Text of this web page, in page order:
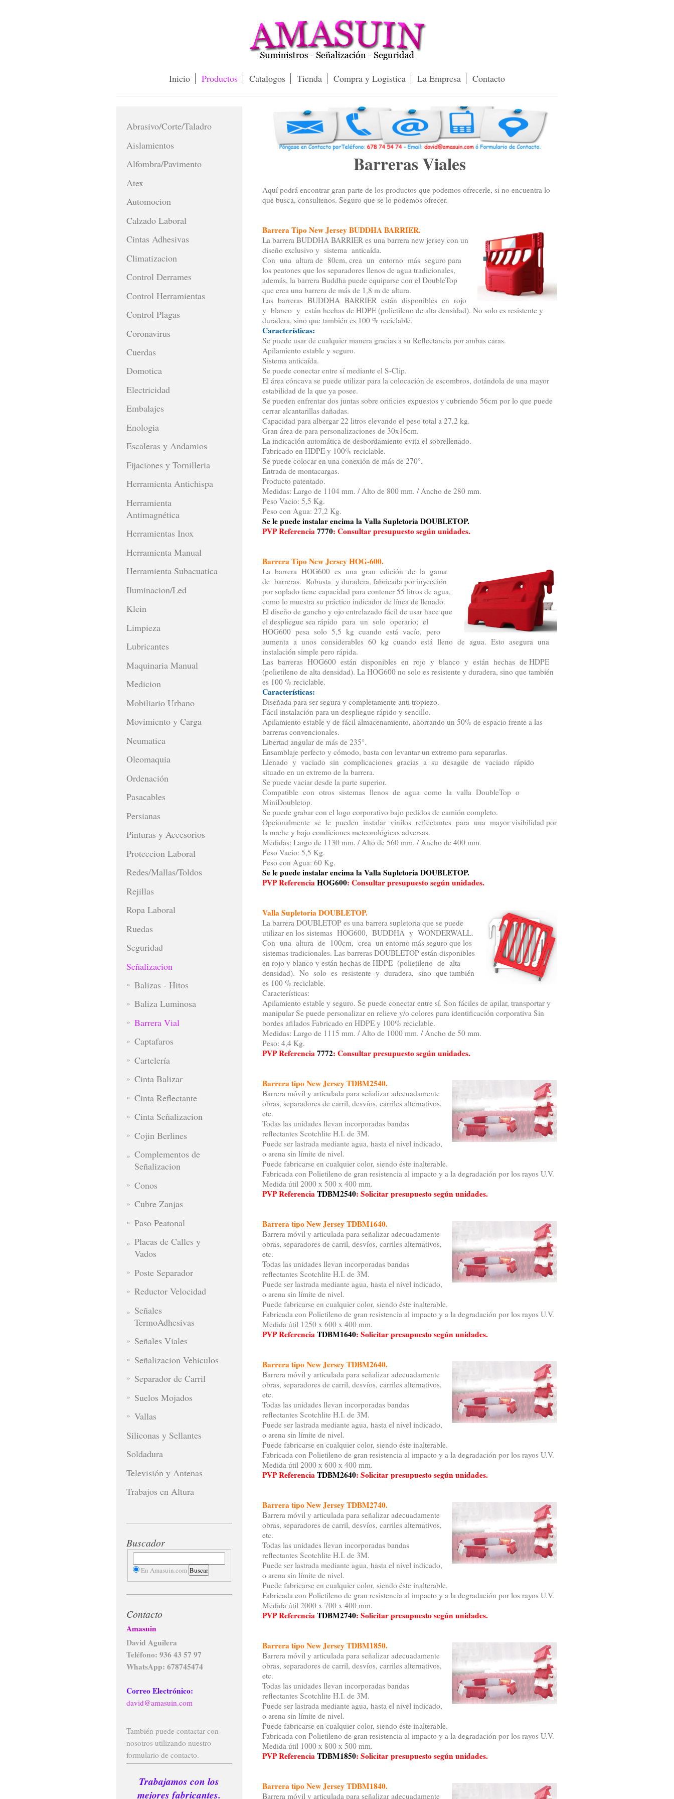
Inicio Productos Catalogos Tienda Compra y Logistica La Empresa Contacto
Barreras Viales
Aquí podrá encontrar gran parte de los productos que podemos ofrecerle, si no encuentra lo
que busca, consultenos. Seguro que se lo podemos ofrecer.
Barrera Tipo New Jersey BUDDHA BARRIER.
La barrera BUDDHA BARRIER es una barrera new jersey con un
diseño exclusivo y sistema anticaída.
Con una altura de 80cm, crea un entorno más seguro para
los peatones que los separadores llenos de agua tradicionales,
además, la barrera Buddha puede equiparse con el DoubleTop
que crea una barrera de más de 1,8 m de altura.
Las barreras BUDDHA BARRIER están disponibles en rojo
y blanco y están hechas de HDPE (polietileno de alta densidad). No solo es resistente y
duradera, sino que también es 100 % reciclable.
Características:
Se puede usar de cualquier manera gracias a su Reflectancia por ambas caras.
Apilamiento estable y seguro.
Sistema anticaída.
Se puede conectar entre sí mediante el S-Clip.
El área cóncava se puede utilizar para la colocación de escombros, dotándola de una mayor
estabilidad de la que ya posee.
Se pueden enfrentar dos juntas sobre orificios expuestos y cubriendo 56cm por lo que puede
cerrar alcantarillas dañadas.
Capacidad para albergar 22 litros elevando el peso total a 27,2 kg.
Gran área de para personalizaciones de 30x16cm.
La indicación automática de desbordamiento evita el sobrellenado.
Fabricado en HDPE y 100% reciclable.
Se puede colocar en una conexión de más de 270°.
Entrada de montacargas.
Producto patentado.
Medidas: Largo de 1104 mm. / Alto de 800 mm. / Ancho de 280 mm.
Peso Vacio: 5,5 Kg.
Peso con Agua: 27,2 Kg.
Se le puede instalar encima la Valla Supletoria DOUBLETOP.
PVP Referencia7770: Consultar presupuesto según unidades.
Barrera Tipo New Jersey HOG-600.
La barrera HOG600 es una gran edición de la gama
de barreras. Robusta y duradera, fabricada por inyección
por soplado tiene capacidad para contener 55 litros de agua,
como lo muestra su práctico indicador de línea de llenado.
El diseño de gancho y ojo entrelazado fácil de usar hace que
el despliegue sea rápido para un solo operario; el
HOG600 pesa solo 5,5 kg cuando está vacío, pero
aumenta a unos considerables 60 kg cuando está lleno de agua. Esto asegura una
instalación simple pero rápida.
Las barreras HOG600 están disponibles en rojo y blanco y están hechas de HDPE
(polietileno de alta densidad). La HOG600 no solo es resistente y duradera, sino que también
es 100 % reciclable.
Características:
Diseñada para ser segura y completamente anti tropiezo.
Fácil instalación para un despliegue rápido y sencillo.
Apilamiento estable y de fácil almacenamiento, ahorrando un 50% de espacio frente a las
barreras convencionales.
Libertad angular de más de 235°.
Ensamblaje perfecto y cómodo, basta con levantar un extremo para separarlas.
Llenado y vaciado sin complicaciones gracias a su desagüe de vaciado rápido
situado en un extremo de la barrera.
Se puede vaciar desde la parte superior.
Compatible con otros sistemas llenos de agua como la valla DoubleTop o
MiniDoubletop.
Se puede grabar con el logo corporativo bajo pedidos de camión completo.
Opcionalmente se le pueden instalar vinilos reflectantes para una mayor visibilidad por
la noche y bajo condiciones meteorológicas adversas.
Medidas: Largo de 1130 mm. / Alto de 560 mm. / Ancho de 400 mm.
Peso Vacio: 5,5 Kg.
Peso con Agua: 60 Kg.
Se le puede instalar encima la Valla Supletoria DOUBLETOP.
PVP ReferenciaHOG600: Consultar presupuesto según unidades.
Valla Supletoria DOUBLETOP.
La barrera DOUBLETOP es una barrera supletoria que se puede
utilizar en los sistemas HOG600, BUDDHA y WONDERWALL.
Con una altura de 100cm, crea un entorno más seguro que los
sistemas tradicionales. Las barreras DOUBLETOP están disponibles
en rojo y blanco y están hechas de HDPE (polietileno de alta
densidad). No solo es resistente y duradera, sino que también
es 100 % reciclable.
Características:
Apilamiento estable y seguro. Se puede conectar entre sí. Son fáciles de apilar, transportar y
manipular Se puede personalizar en relieve y/o colores para identificación corporativa Sin
bordes afilados Fabricado en HDPE y 100% reciclable.
Medidas: Largo de 1115 mm. / Alto de 1000 mm. / Ancho de 50 mm.
Peso: 4,4 Kg.
PVP Referencia7772: Consultar presupuesto según unidades.
Barrera tipo New Jersey TDBM2540.
Barrera móvil y articulada para señalizar adecuadamente
obras, separadores de carril, desvíos, carriles alternativos,
etc.
Todas las unidades llevan incorporadas bandas
reflectantes Scotchlite H.I. de 3M.
Puede ser lastrada mediante agua, hasta el nivel indicado,
o arena sin límite de nivel.
Puede fabricarse en cualquier color, siendo éste inalterable.
Fabricada con Polietileno de gran resistencia al impacto y a la degradación por los rayos U.V.
Medida útil 2000 x 500 x 400 mm.
PVP ReferenciaTDBM2540: Solicitar presupuesto según unidades.
Barrera tipo New Jersey TDBM1640.
Barrera móvil y articulada para señalizar adecuadamente
obras, separadores de carril, desvíos, carriles alternativos,
etc.
Todas las unidades llevan incorporadas bandas
reflectantes Scotchlite H.I. de 3M.
Puede ser lastrada mediante agua, hasta el nivel indicado,
o arena sin límite de nivel.
Puede fabricarse en cualquier color, siendo éste inalterable.
Fabricada con Polietileno de gran resistencia al impacto y a la degradación por los rayos U.V.
Medida útil 1250 x 600 x 400 mm.
PVP ReferenciaTDBM1640: Solicitar presupuesto según unidades.
Barrera tipo New Jersey TDBM2640.
Barrera móvil y articulada para señalizar adecuadamente
obras, separadores de carril, desvíos, carriles alternativos,
etc.
Todas las unidades llevan incorporadas bandas
reflectantes Scotchlite H.I. de 3M.
Puede ser lastrada mediante agua, hasta el nivel indicado,
o arena sin límite de nivel.
Puede fabricarse en cualquier color, siendo éste inalterable.
Fabricada con Polietileno de gran resistencia al impacto y a la degradación por los rayos U.V.
Medida útil 2000 x 600 x 400 mm.
PVP ReferenciaTDBM2640: Solicitar presupuesto según unidades.
Barrera tipo New Jersey TDBM2740.
Barrera móvil y articulada para señalizar adecuadamente
obras, separadores de carril, desvíos, carriles alternativos,
etc.
Todas las unidades llevan incorporadas bandas
reflectantes Scotchlite H.I. de 3M.
Puede ser lastrada mediante agua, hasta el nivel indicado,
o arena sin límite de nivel.
Puede fabricarse en cualquier color, siendo éste inalterable.
Fabricada con Polietileno de gran resistencia al impacto y a la degradación por los rayos U.V.
Medida útil 2000 x 700 x 400 mm.
PVP ReferenciaTDBM2740: Solicitar presupuesto según unidades.
Barrera tipo New Jersey TDBM1850.
Barrera móvil y articulada para señalizar adecuadamente
obras, separadores de carril, desvíos, carriles alternativos,
etc.
Todas las unidades llevan incorporadas bandas
reflectantes Scotchlite H.I. de 3M.
Puede ser lastrada mediante agua, hasta el nivel indicado,
o arena sin límite de nivel.
Puede fabricarse en cualquier color, siendo éste inalterable.
Fabricada con Polietileno de gran resistencia al impacto y a la degradación por los rayos U.V.
Medida útil 1000 x 800 x 500 mm.
PVP ReferenciaTDBM1850: Solicitar presupuesto según unidades.
Barrera tipo New Jersey TDBM1840.
Barrera móvil y articulada para señalizar adecuadamente
Abrasivo/Corte/Taladro
Aislamientos
Alfombra/Pavimento
Atex
Automocion
Calzado Laboral
Cintas Adhesivas
Climatizacion
Control Derrames
Control Herramientas
Control Plagas
Coronavirus
Cuerdas
Domotica
Electricidad
Embalajes
Enologia
Escaleras y Andamios
Fijaciones y Tornilleria
Herramienta Antichispa
Herramienta
Antimagnética
Herramientas Inox
Herramienta Manual
Herramienta Subacuatica
Iluminacion/Led
Klein
Limpieza
Lubricantes
Maquinaria Manual
Medicion
Mobiliario Urbano
Movimiento y Carga
Neumatica
Oleomaquia
Ordenación
Pasacables
Persianas
Pinturas y Accesorios
Proteccion Laboral
Redes/Mallas/Toldos
Rejillas
Ropa Laboral
Ruedas
Seguridad
Señalizacion
Balizas - Hitos
Baliza Luminosa
Barrera Vial
Captafaros
Cartelería
Cinta Balizar
Cinta Reflectante
Cinta Señalizacion
Cojin Berlines
Complementos de
Señalizacion
Conos
Cubre Zanjas
Paso Peatonal
Placas de Calles y
Vados
Poste Separador
Reductor Velocidad
Señales
TermoAdhesivas
Señales Viales
Señalizacion Vehiculos
Separador de Carril
Suelos Mojados
Vallas
Siliconas y Sellantes
Soldadura
Televisión y Antenas
Trabajos en Altura
Buscador
En Amasuin.com
Contacto
Amasuin
David Aguilera
Teléfono: 936 43 57 97
WhatsApp: 678745474
Correo Electrónico:
david@amasuin.com
También puede contactar con
nosotros utilizando nuestro
formulario de contacto.
Trabajamos con los
mejores fabricantes.